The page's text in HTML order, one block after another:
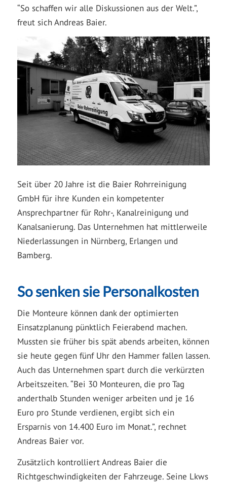
“So schaffen wir alle Diskussionen aus der Welt.”,
freut sich Andreas Baier.
Seit über 20 Jahre ist die Baier Rohrreinigung
GmbH für ihre Kunden ein kompetenter
Ansprechpartner für Rohr-, Kanalreinigung und
Kanalsanierung. Das Unternehmen hat mittlerweile
Niederlassungen in Nürnberg, Erlangen und
Bamberg.
So senken sie Personalkosten
Die Monteure können dank der optimierten
Einsatzplanung pünktlich Feierabend machen.
Mussten sie früher bis spät abends arbeiten, können
sie heute gegen fünf Uhr den Hammer fallen lassen.
Auch das Unternehmen spart durch die verkürzten
Arbeitszeiten. “Bei 30 Monteuren, die pro Tag
anderthalb Stunden weniger arbeiten und je 16
Euro pro Stunde verdienen, ergibt sich ein
Ersparnis von 14.400 Euro im Monat.”, rechnet
Andreas Baier vor.
Zusätzlich kontrolliert Andreas Baier die
Richtgeschwindigkeiten der Fahrzeuge. Seine Lkws